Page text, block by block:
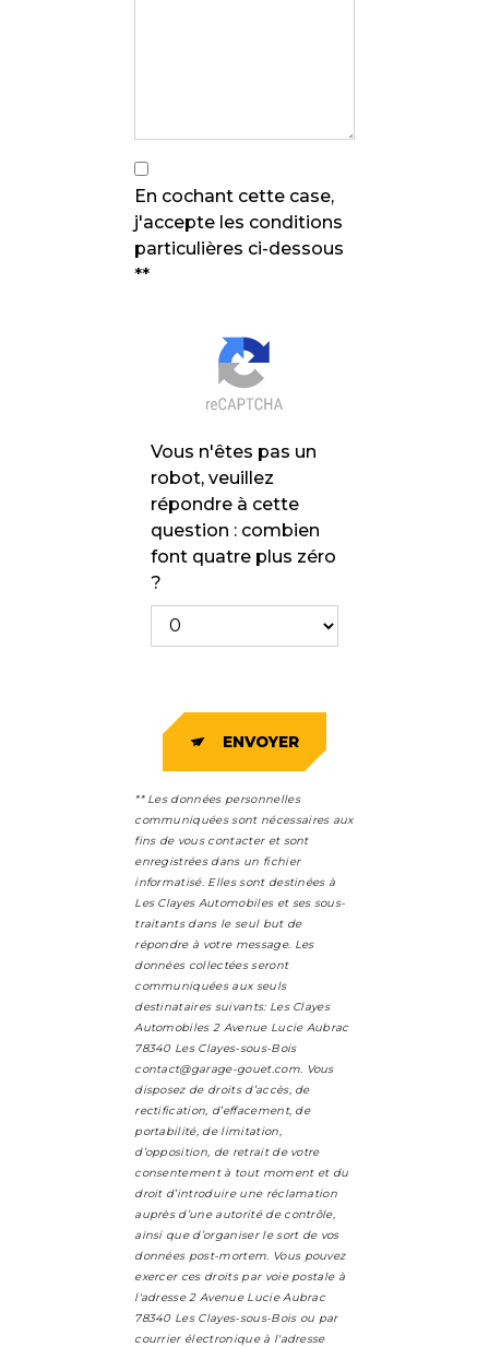
En cochant cette case,
j'accepte les conditions
particulières ci-dessous
**
Vous n'êtes pas un
robot, veuillez
répondre à cette
question : combien
font quatre plus zéro
?
ENVOYER
** Les données personnelles
communiquées sont nécessaires aux
fins de vous contacter et sont
enregistrées dans un fichier
informatisé. Elles sont destinées à
Les Clayes Automobiles et ses sous-
traitants dans le seul but de
répondre à votre message. Les
données collectées seront
communiquées aux seuls
destinataires suivants: Les Clayes
Automobiles 2 Avenue Lucie Aubrac
78340 Les Clayes-sous-Bois
contact@garage-gouet.com. Vous
disposez de droits d’accès, de
rectification, d’effacement, de
portabilité, de limitation,
d’opposition, de retrait de votre
consentement à tout moment et du
droit d’introduire une réclamation
auprès d’une autorité de contrôle,
ainsi que d’organiser le sort de vos
données post-mortem. Vous pouvez
exercer ces droits par voie postale à
l'adresse 2 Avenue Lucie Aubrac
78340 Les Clayes-sous-Bois ou par
courrier électronique à l'adresse